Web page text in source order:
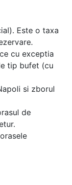
Este o taxa
cu exceptia
tip bufet (cu
si zborul
de